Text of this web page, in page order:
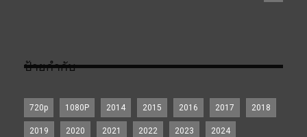
ป้ายกำกับ
720p 1080P 2014 2015 2016 2017 2018
2019 2020 2021 2022 2023 2024